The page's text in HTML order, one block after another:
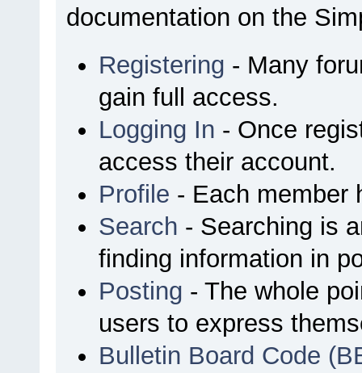
documentation on the
Registering - Many
gain full access.
Logging In - Once
access their account.
Profile - Each member
Search - Searching is
finding information in
Posting - The whole
users to express
Bulletin Board Code